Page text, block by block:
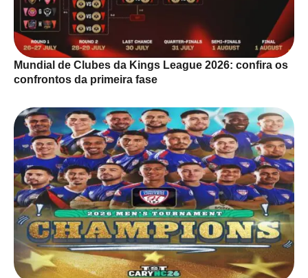
Mundial de Clubes da Kings League 2026: confira os
confrontos da primeira fase